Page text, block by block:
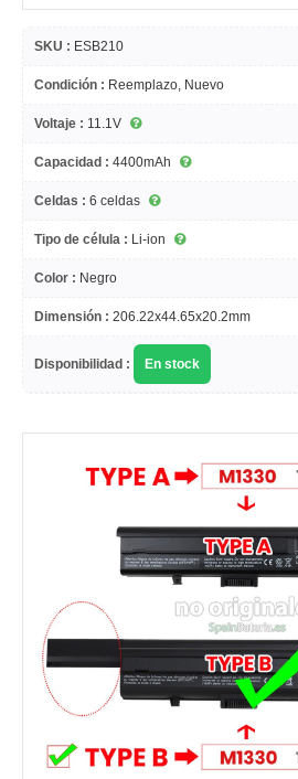
SKU : ESB210
Condición : Reemplazo, Nuevo
Voltaje : 11.1V
Capacidad : 4400mAh
Celdas : 6 celdas
Tipo de célula : Li-ion
Color : Negro
Dimensión : 206.22x44.65x20.2mm
Disponibilidad : En stock